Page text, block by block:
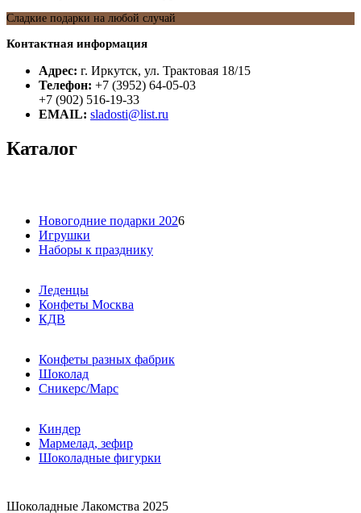
Сладкие подарки на любой случай
Контактная информация
Адрес: г. Иркутск, ул. Трактовая 18/15
Телефон: +7 (3952) 64-05-03
+7 (902) 516-19-33
EMAIL: sladosti@list.ru
Каталог
Новогодние подарки 2026
Игрушки
Наборы к празднику
Леденцы
Конфеты Москва
КДВ
Конфеты разных фабрик
Шоколад
Сникерс/Марс
Киндер
Мармелад, зефир
Шоколадные фигурки
Шоколадные Лакомства 2025